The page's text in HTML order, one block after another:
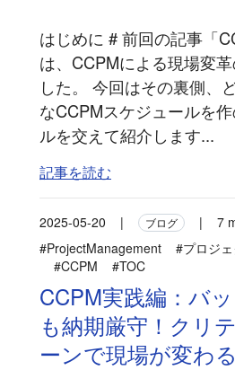
はじめに # 前回の記事「
は、CCPMによる現場変
した。 今回はその裏側、
なCCPMスケジュールを
ルを交えて紹介します...
記事を読む
2025-05-20 | ブログ |
7
#ProjectManagement
#プロジ
#CCPM
#TOC
CCPM実践編：バ
も納期厳守！クリ
ーンで現場が変わる